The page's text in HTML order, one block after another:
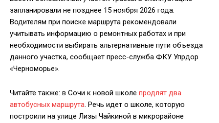
запланировали не позднее 15 ноября 2026 года.
Водителям при поиске маршрута рекомендовали
учитывать информацию о ремонтных работах и при
необходимости выбирать альтернативные пути объезда
данного участка, сообщает пресс-служба ФКУ Упрдор
«Черноморье».
Читайте также: в Сочи к новой школе продлят два
автобусных маршрута. Речь идет о школе, которую
построили на улице Лизы Чайкиной в микрорайоне